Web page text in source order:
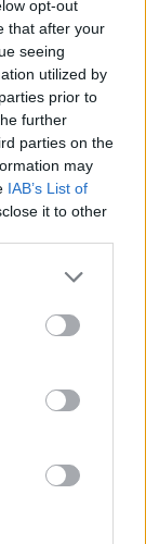
opt-out
that after your
seeing
utilized by
prior to
further
parties on the
may
IAB’s List of
it to other
στη
να
του
Αριθμό;
από τα τρία
του
έκδοση του
Αριθμός;
της